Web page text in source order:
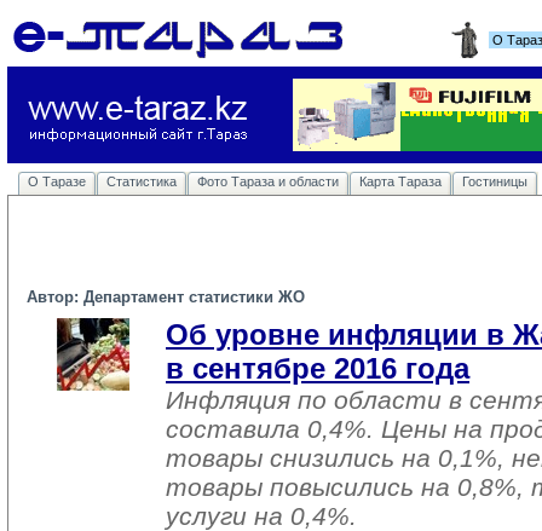
О
О Таразе Статистика Фото Тараза и области Карта Тараза Гостиницы
Автор: Департамент статистики ЖО
Об уровне инфляции в
в сентябре 2016 года
Инфляция по области в
составила 0,4%. Цены на
товары снизились на 0,1%,
товары повысились на
услуги на 0,4%.